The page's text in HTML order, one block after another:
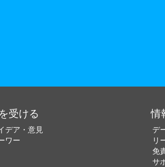
受ける
デア・意見
ワー
情
デ
リ
免
サ